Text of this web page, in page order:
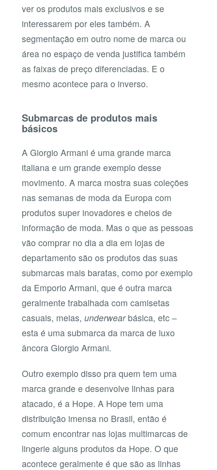
ver os produtos mais exclusivos e se
interessarem por eles também. A
segmentação em outro nome de marca ou
área no espaço de venda justifica também
as faixas de preço diferenciadas. E o
mesmo acontece para o inverso.
Submarcas de produtos mais
básicos
A Giorgio Armani é uma grande marca
italiana e um grande exemplo desse
movimento. A marca mostra suas coleções
nas semanas de moda da Europa com
produtos super inovadores e cheios de
informação de moda. Mas o que as pessoas
vão comprar no dia a dia em lojas de
departamento são os produtos das suas
submarcas mais baratas, como por exemplo
da Emporio Armani, que é outra marca
geralmente trabalhada com camisetas
casuais, meias, underwearbásica, etc –
esta é uma submarca da marca de luxo
âncora Giorgio Armani.
Outro exemplo disso pra quem tem uma
marca grande e desenvolve linhas para
atacado, é a Hope. A Hope tem uma
distribuição imensa no Brasil, então é
comum encontrar nas lojas multimarcas de
lingerie alguns produtos da Hope. O que
acontece geralmente é que são as linhas